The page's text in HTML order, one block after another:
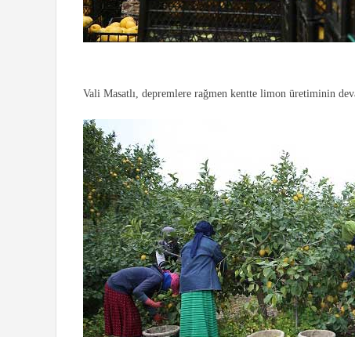
Vali Masatlı, depremlere rağmen kentte limon üretiminin